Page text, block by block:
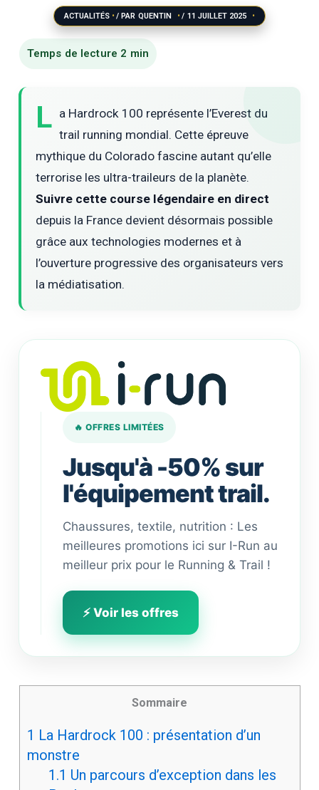
ACTUALITÉS / PAR QUENTIN / 11 JUILLET 2025
L a Hardrock 100 représente l’Everest du
trail running mondial. Cette épreuve
mythique du Colorado fascine autant qu’elle
terrorise les ultra-traileurs de la planète.
Suivre cette course légendaire en direct
depuis la France devient désormais possible
grâce aux technologies modernes et à
l’ouverture progressive des organisateurs vers
la médiatisation.
🔥 OFFRES LIMITÉES
Jusqu'à -50% sur
l'équipement trail.
Chaussures, textile, nutrition : Les
meilleures promotions ici sur I-Run au
meilleur prix pour le Running & Trail !
⚡ Voir les offres
Sommaire
1 La Hardrock 100 : présentation d’un
monstre
1.1 Un parcours d’exception dans les